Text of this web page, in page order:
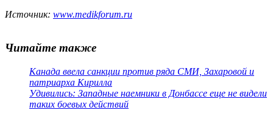
Источник: www.medikforum.ru
Читайте также
Канада ввела санкции против ряда СМИ, Захаровой и
патриарха Кирилла
Удивились: Западные наемники в Донбассе еще не видели
таких боевых действий